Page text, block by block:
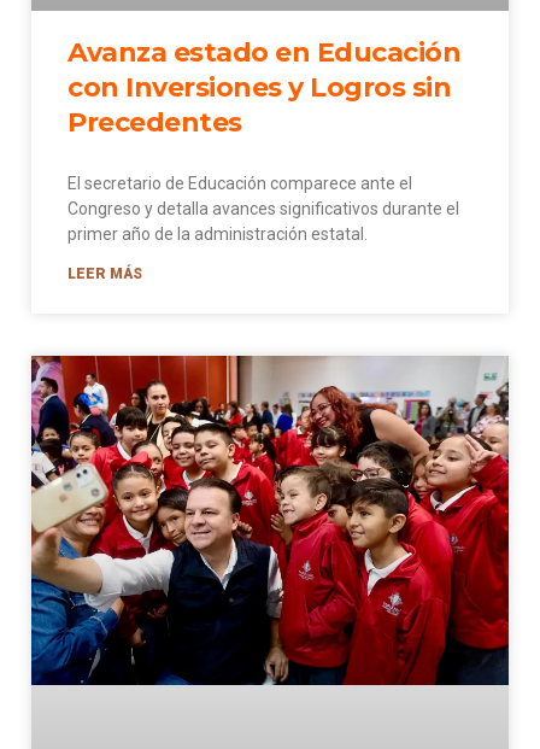
Avanza estado en Educación
con Inversiones y Logros sin
Precedentes
El secretario de Educación comparece ante el
Congreso y detalla avances significativos durante el
primer año de la administración estatal.
LEER MÁS